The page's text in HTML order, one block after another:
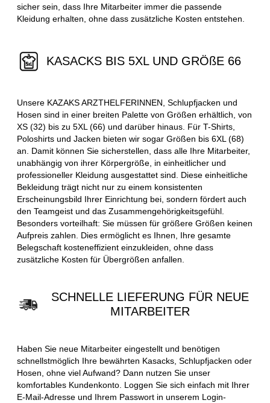
sicher sein, dass Ihre Mitarbeiter immer die passende
Kleidung erhalten, ohne dass zusätzliche Kosten entstehen.
KASACKS BIS 5XL UND GRÖßE 66
Unsere KAZAKS ARZTHELFERINNEN, Schlupfjacken und
Hosen sind in einer breiten Palette von Größen erhältlich, von
XS (32) bis zu 5XL (66) und darüber hinaus. Für T-Shirts,
Poloshirts und Jacken bieten wir sogar Größen bis 6XL (68)
an. Damit können Sie sicherstellen, dass alle Ihre Mitarbeiter,
unabhängig von ihrer Körpergröße, in einheitlicher und
professioneller Kleidung ausgestattet sind. Diese einheitliche
Bekleidung trägt nicht nur zu einem konsistenten
Erscheinungsbild Ihrer Einrichtung bei, sondern fördert auch
den Teamgeist und das Zusammengehörigkeitsgefühl.
Besonders vorteilhaft: Sie müssen für größere Größen keinen
Aufpreis zahlen. Dies ermöglicht es Ihnen, Ihre gesamte
Belegschaft kosteneffizient einzukleiden, ohne dass
zusätzliche Kosten für Übergrößen anfallen.
SCHNELLE LIEFERUNG FÜR NEUE
MITARBEITER
Haben Sie neue Mitarbeiter eingestellt und benötigen
schnellstmöglich Ihre bewährten Kasacks, Schlupfjacken oder
Hosen, ohne viel Aufwand? Dann nutzen Sie unser
komfortables Kundenkonto. Loggen Sie sich einfach mit Ihrer
E-Mail-Adresse und Ihrem Passwort in unserem Login-